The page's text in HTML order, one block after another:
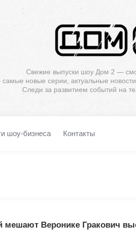
Свежие выпуски шоу Дом 2 —
новые серии, актуальные
Следи за развитием событий на
шоу-бизнеса Контакты
Веронике Гракович